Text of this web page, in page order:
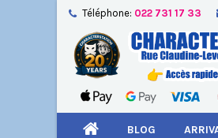
Téléphone: 022 731 17 33
BLOG